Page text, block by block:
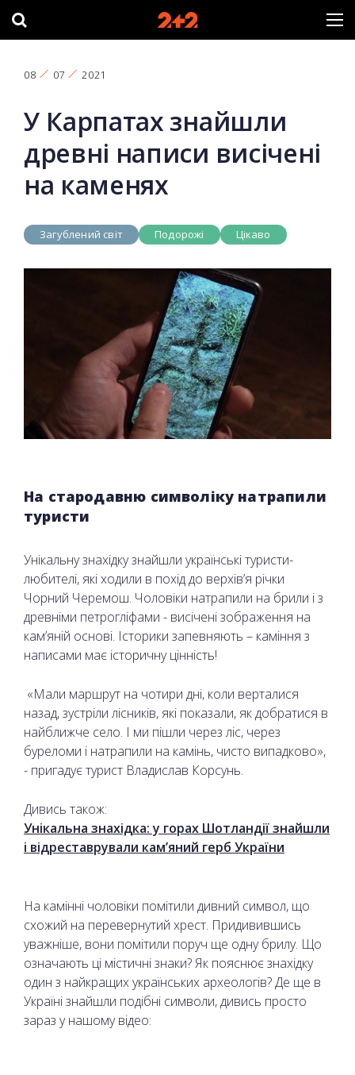
08 07 2021
У Карпатах знайшли
древні написи висічені
на каменях
Загублений світ Подорожі Цікаво
На стародавню символіку натрапили
туристи
Унікальну знахідку знайшли українські туристи-
любителі, які ходили в похід до верхів’я річки
Чорний Черемош. Чоловіки натрапили на брили і з
древніми петрогліфами - висічені зображення на
кам’яній основі. Історики запевняють – каміння з
написами має історичну цінність!
«Мали маршрут на чотири дні, коли верталися
назад, зустріли лісників, які показали, як добратися в
найближче село. І ми пішли через ліс, через
буреломи і натрапили на камінь, чисто випадково»,
- пригадує турист Владислав Корсунь.
Дивись також:
Унікальна знахідка: у горах Шотландії знайшли
і відреставрували кам’яний герб України
На камінні чоловіки помітили дивний символ, що
схожий на перевернутий хрест. Придивившись
уважніше, вони помітили поруч ще одну брилу. Що
означають ці містичні знаки? Як пояснює знахідку
один з найкращих українських археологів? Де ще в
Україні знайшли подібні символи, дивись просто
зараз у нашому відео: